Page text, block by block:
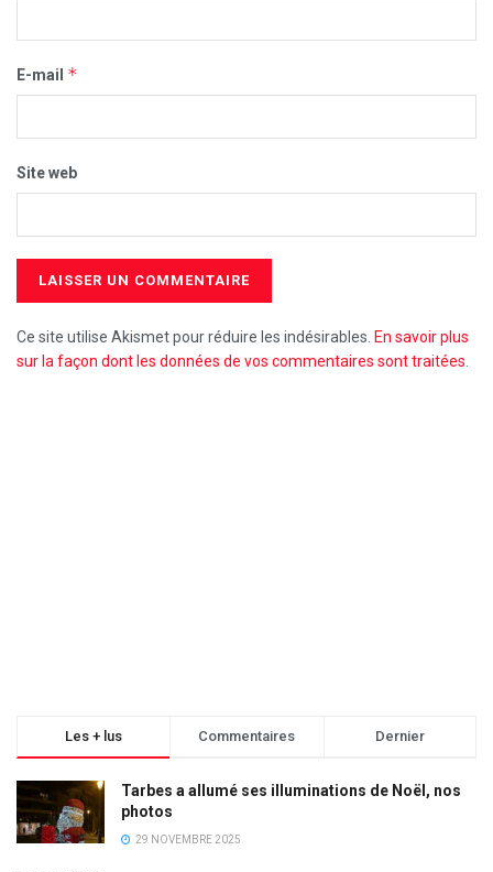
E-mail *
Site web
Ce site utilise Akismet pour réduire les indésirables. En savoir plus
sur la façon dont les données de vos commentaires sont traitées.
Les + lus Commentaires Dernier
Tarbes a allumé ses illuminations de Noël, nos
photos
29 NOVEMBRE 2025